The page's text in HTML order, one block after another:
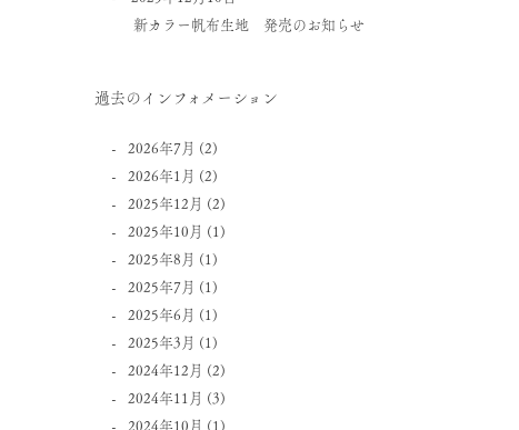
新カラー帆布生地 発売のお知らせ
過去のインフォメーション
2026年7月 (2)
2026年1月 (2)
2025年12月 (2)
2025年10月 (1)
2025年8月 (1)
2025年7月 (1)
2025年6月 (1)
2025年3月 (1)
2024年12月 (2)
2024年11月 (3)
2024年10月 (1)